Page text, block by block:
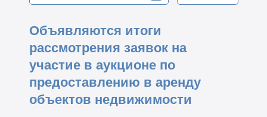
Объявляются итоги
рассмотрения заявок на
участие в аукционе по
предоставлению в аренду
объектов недвижимости